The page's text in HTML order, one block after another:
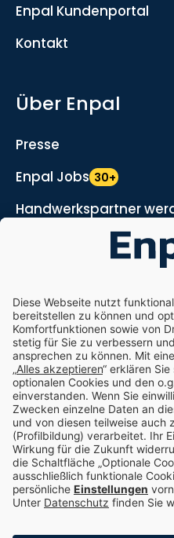
Enpal Kundenportal
Kontakt
Über Enpal
Presse
Enpal Jobs 30+
Handwerkspartner
Marketing- und
Enpal.pro
Enpal Corporate
Impressum
Datenschutz
Compliance